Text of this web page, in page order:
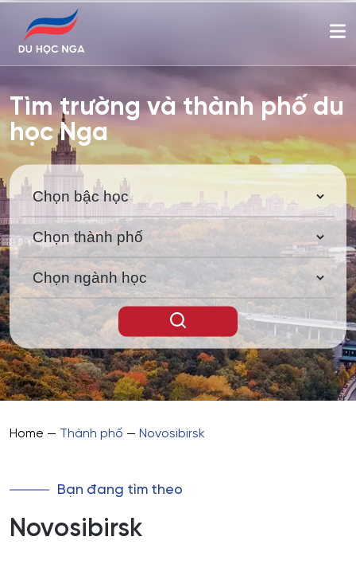
Tìm trường và thành phố du
học Nga
Home — Thành phố — Novosibirsk
Bạn đang tìm theo
Novosibirsk